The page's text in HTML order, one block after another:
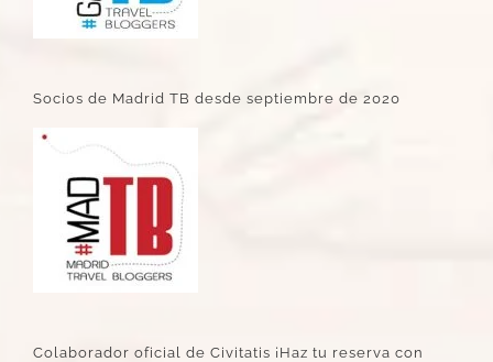
Socios de Madrid TB desde septiembre de 2020
Colaborador oficial de Civitatis ¡Haz tu reserva con